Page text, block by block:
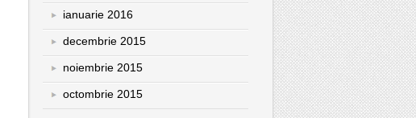
ianuarie 2016
decembrie 2015
noiembrie 2015
octombrie 2015